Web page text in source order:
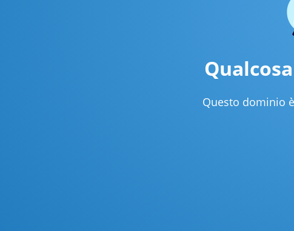
Questo dominio